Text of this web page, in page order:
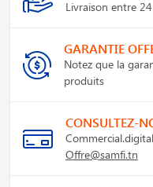
Livraison entre
GARANTIE
Notez que la
produits
CONSULTEZ-
Offre@samfi.tn